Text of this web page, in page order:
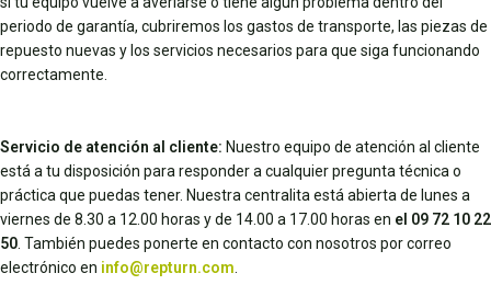
periodo de garantía, cubriremos los gastos de transporte, las piezas de
repuesto nuevas y los servicios necesarios para que siga funcionando
correctamente.
Servicio de atención al cliente: Nuestro equipo de atención al cliente
está a tu disposición para responder a cualquier pregunta técnica o
práctica que puedas tener. Nuestra centralita está abierta de lunes a
viernes de 8.30 a 12.00 horas y de 14.00 a 17.00 horas en el 09 72 10 22
50 . También puedes ponerte en contacto con nosotros por correo
electrónico en info@repturn.com